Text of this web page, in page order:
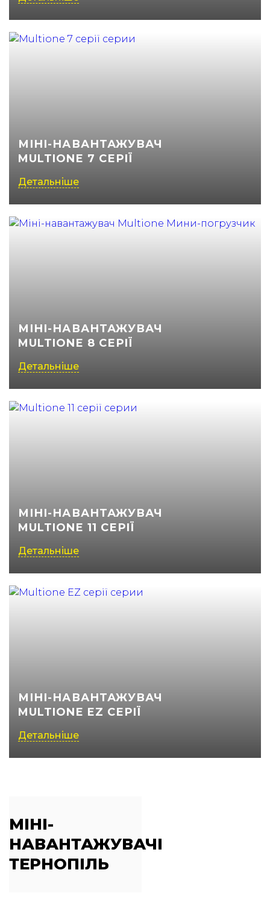
МІНІ-НАВАНТАЖУВАЧ
MULTIONE 7 СЕРІЇ
Детальніше
МІНІ-НАВАНТАЖУВАЧ
MULTIONE 8 СЕРІЇ
Детальніше
МІНІ-НАВАНТАЖУВАЧ
MULTIONE 11 СЕРІЇ
Детальніше
МІНІ-НАВАНТАЖУВАЧ
MULTIONE EZ СЕРІЇ
Детальніше
МІНІ-
НАВАНТАЖУВАЧІ
ТЕРНОПІЛЬ